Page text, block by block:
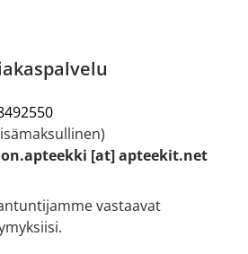
[at] apteekit.net
vastaavat